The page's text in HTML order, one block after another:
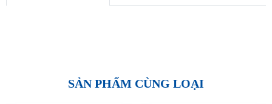
SẢN PHẨM CÙNG LOẠI